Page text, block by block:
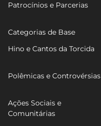
Patrocínios e Parcerias
Categorias de Base
Hino e Cantos da Torcida
Polêmicas e Controvérsias
Ações Sociais e
Comunitárias